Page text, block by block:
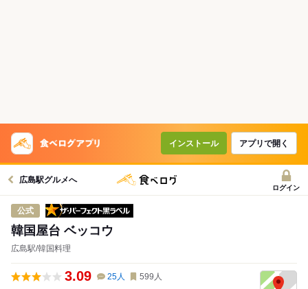
インストール アプリで開く
広島駅グルメへ
ログイン
公式
韓国屋台 ベッコウ
広島駅/韓国料理
3.09 25人 599 人